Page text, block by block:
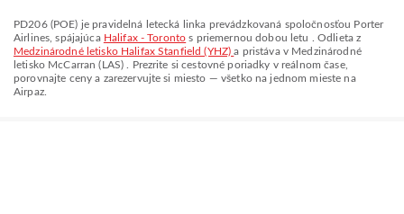
PD206(POE) je pravidelná letecká linka prevádzkovaná spoločnosťou Porter
Airlines , spájajúca Halifax - Toronto s priemernou dobou letu
. Odlieta z
Medzinárodné letisko Halifax Stanfield (YHZ)a pristáva v Medzinárodné
letisko McCarran (LAS)
. Prezrite si cestovné poriadky v reálnom čase,
porovnajte ceny a zarezervujte si miesto — všetko na jednom mieste na
Airpaz.